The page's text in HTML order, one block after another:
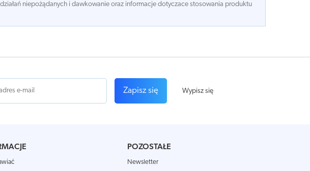
niepożądanych i dawkowanie oraz informacje dotyczace stosowania produktu
Zapisz się Wypisz się
POZOSTAŁE
Newsletter